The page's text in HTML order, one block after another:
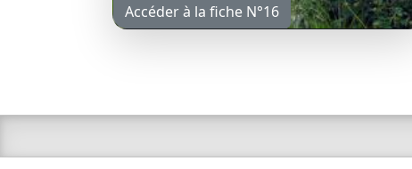
Accéder à la fiche N°16